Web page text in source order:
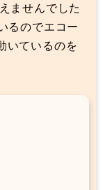
ませんでした
るのでエコー
いているのを